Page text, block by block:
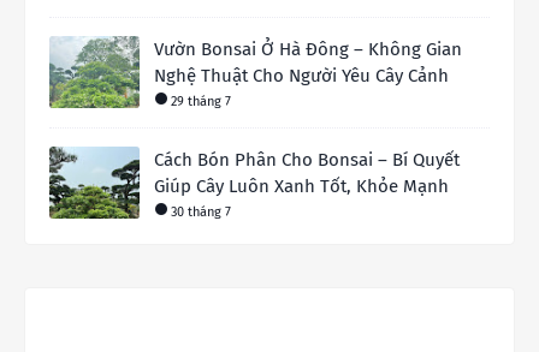
Vườn Bonsai Ở Hà Đông – Không Gian
Nghệ Thuật Cho Người Yêu Cây Cảnh
29 tháng 7
Cách Bón Phân Cho Bonsai – Bí Quyết
Giúp Cây Luôn Xanh Tốt, Khỏe Mạnh
30 tháng 7